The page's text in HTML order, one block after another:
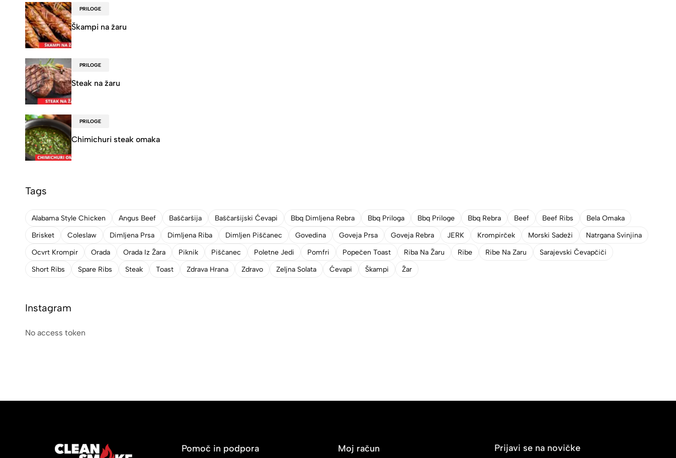
PRILOGE
Škampi na žaru
PRILOGE
Steak na žaru
PRILOGE
Chimichuri steak omaka
Tags
Alabama Style Chicken Angus Beef Baščaršija Baščaršijski Ćevapi Bbq Dimljena Rebra Bbq Priloga Bbq Priloge Bbq Rebra Beef Beef Ribs
Bela Omaka
Brisket
Coleslaw Dimljena Prsa Dimljena Riba Dimljen Piščanec Govedina Goveja Prsa Goveja Rebra JERK Krompirček Morski Sadeži
Natrgana Svinjina
Ocvrt Krompir
Orada Orada Iz Žara Piknik Piščanec Poletne Jedi Pomfri Popečen Toast Riba Na Žaru Ribe Ribe Na Zaru
Sarajevski Čevapčiči
Short Ribs
Spare Ribs Steak Toast Zdrava Hrana Zdravo Zeljna Solata Ćevapi Škampi Žar
Instagram
No access token
Pomoč in podpora Moj račun Prijavi se na novičke